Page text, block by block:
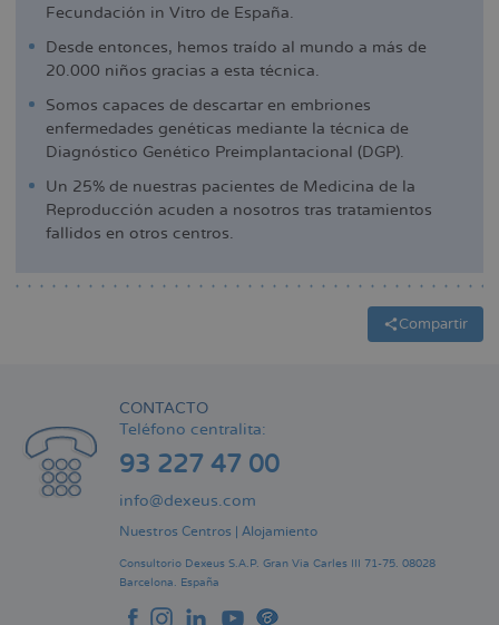
Fecundación in Vitro de España.
Desde entonces, hemos traído al mundo a más de
20.000 niños gracias a esta técnica.
Somos capaces de descartar en embriones
enfermedades genéticas mediante la técnica de
Diagnóstico Genético Preimplantacional (DGP).
Un 25% de nuestras pacientes de Medicina de la
Reproducción acuden a nosotros tras tratamientos
fallidos en otros centros.
Compartir
CONTACTO
Teléfono centralita:
93 227 47 00
info@dexeus.com
Nuestros Centros Alojamiento
Consultorio Dexeus S.A.P. Gran Via Carles III 71-75. 08028
Barcelona. España